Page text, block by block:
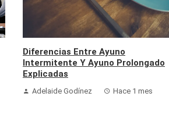
Diferencias Entre Ayuno
Intermitente Y Ayuno Prolongado
Explicadas
Adelaide Godínez Hace 1 mes